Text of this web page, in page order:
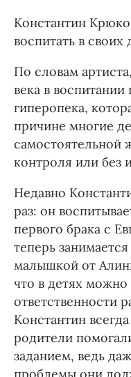
Константин
воспитать в своих
По словам
века в воспитании
гиперопека,
причине многие
самостоятельной
контроля или без
Недавно
раз: он
первого брака с
теперь
малышкой от
что в детях можно
ответственности
Константин
родители
заданием, ведь